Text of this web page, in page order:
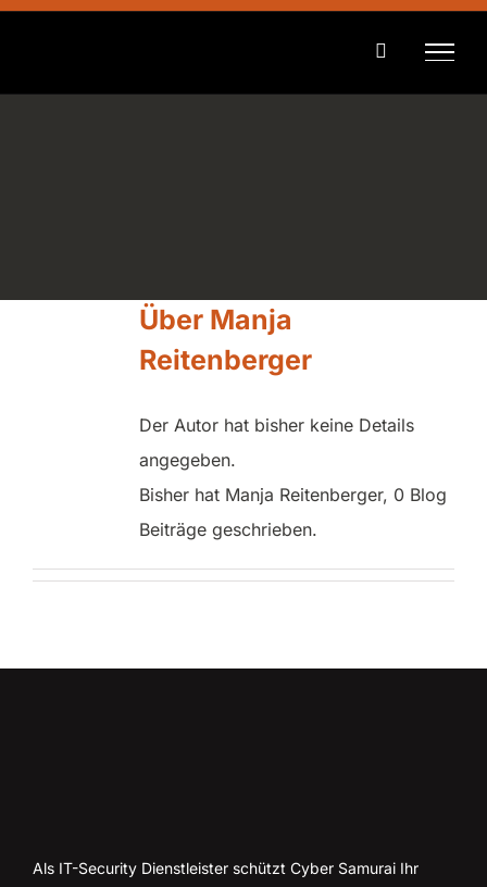
Zum
Über Manja
Reitenberger
Der Autor hat bisher keine Details
angegeben.
Bisher hat Manja Reitenberger, 0 Blog
Beiträge geschrieben.
Als IT-Security Dienstleister schützt Cyber Samurai Ihr